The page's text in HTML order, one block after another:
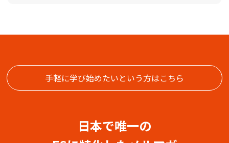
手軽に学び始めたいという方はこちら
日本で唯一の